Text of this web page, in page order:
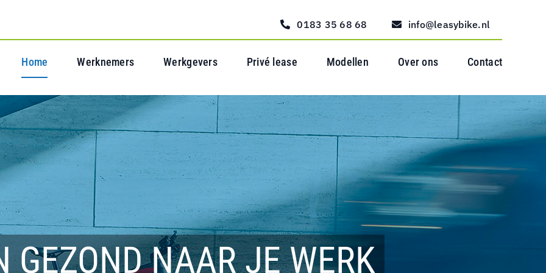
0183 35 68 68 info@leasybike.nl
Home Werknemers Werkgevers Privé lease Modellen Over ons Contact
GEZOND NAAR JE WERK